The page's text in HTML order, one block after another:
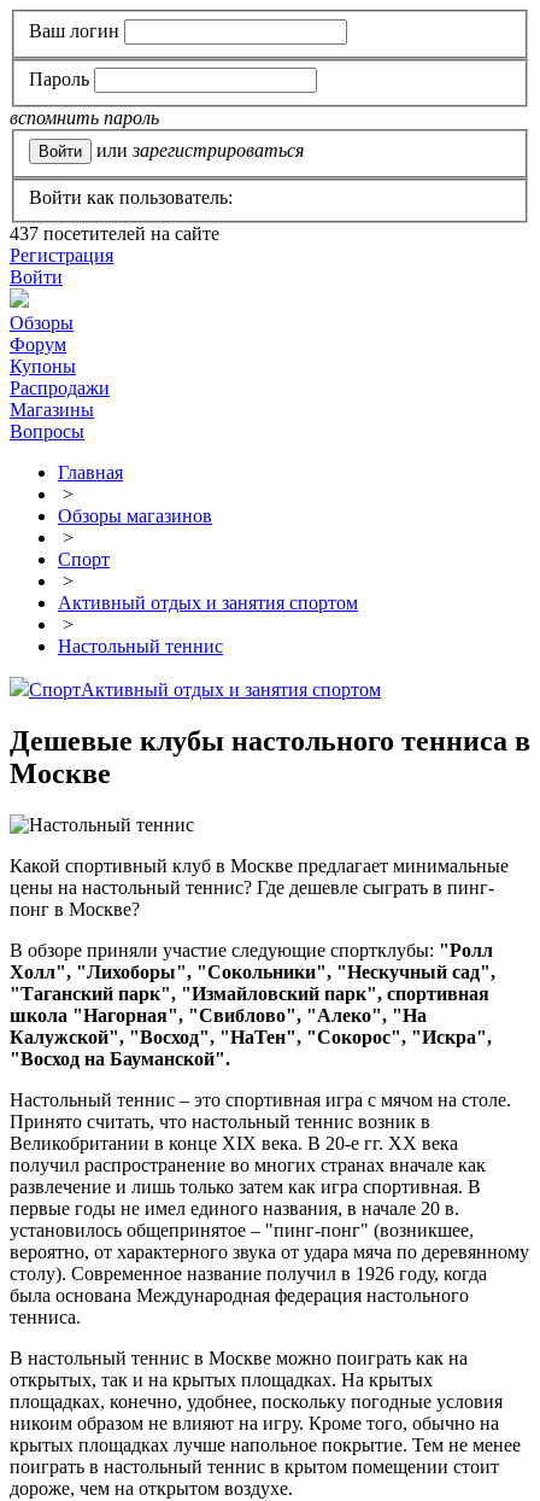
Ваш логин
Пароль
вспомнить пароль
или зарегистрироваться
Войти как пользователь:
437 посетителей на сайте
Регистрация
Войти
Обзоры
Форум
Купоны
Распродажи
Магазины
Вопросы
Главная
>
Обзоры магазинов
>
Спорт
>
Активный отдых и занятия спортом
>
Настольный теннис
СпортАктивный отдых и занятия спортом
Дешевые клубы настольного тенниса в
Москве
Какой спортивный клуб в Москве предлагает минимальные
цены на настольный теннис? Где дешевле сыграть в пинг-
понг в Москве?
В обзоре приняли участие следующие спортклубы: "Ролл
Холл", "Лихоборы", "Сокольники", "Нескучный сад",
"Таганский парк", "Измайловский парк", спортивная
школа "Нагорная", "Свиблово", "Алеко", "На
Калужской", "Восход", "НаТен", "Сокорос", "Искра",
"Восход на Бауманской".
Настольный теннис – это спортивная игра с мячом на столе.
Принято считать, что настольный теннис возник в
Великобритании в конце XIX века. В 20-е гг. ХХ века
получил распространение во многих странах вначале как
развлечение и лишь только затем как игра спортивная. В
первые годы не имел единого названия, в начале 20 в.
установилось общепринятое – "пинг-понг" (возникшее,
вероятно, от характерного звука от удара мяча по деревянному
столу). Современное название получил в 1926 году, когда
была основана Международная федерация настольного
тенниса.
В настольный теннис в Москве можно поиграть как на
открытых, так и на крытых площадках. На крытых
площадках, конечно, удобнее, поскольку погодные условия
никоим образом не влияют на игру. Кроме того, обычно на
крытых площадках лучше напольное покрытие. Тем не менее
поиграть в настольный теннис в крытом помещении стоит
дороже, чем на открытом воздухе.